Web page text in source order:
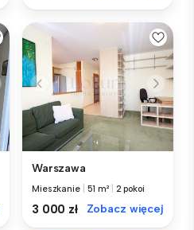
Warszawa
Mieszkanie 51 m² 2 pokoi
3 000 zł Zobacz więcej